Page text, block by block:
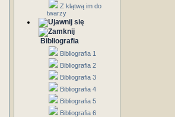
Z klątwą im do
twarzy
Bibliografia
Bibliografia 1
Bibliografia 2
Bibliografia 3
Bibliografia 4
Bibliografia 5
Bibliografia 6